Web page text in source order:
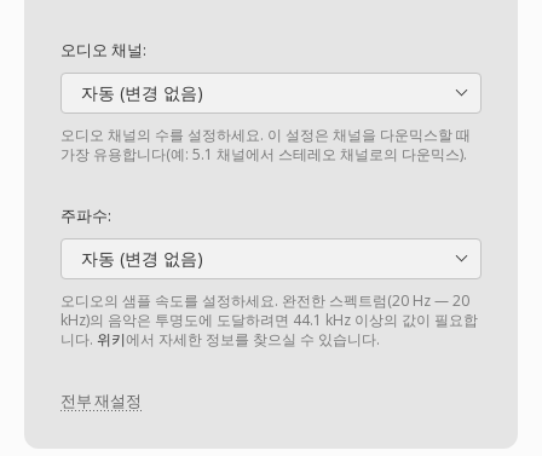
오디오 채널:
자동 (변경 없음)
오디오 채널의 수를 설정하세요. 이 설정은 채널을 다운믹스할 때
가장 유용합니다(예: 5.1 채널에서 스테레오 채널로의 다운믹스).
주파수:
자동 (변경 없음)
오디오의 샘플 속도를 설정하세요. 완전한 스펙트럼(20 Hz — 20
kHz)의 음악은 투명도에 도달하려면 44.1 kHz 이상의 값이 필요합
니다. 위키에서 자세한 정보를 찾으실 수 있습니다.
전부 재설정